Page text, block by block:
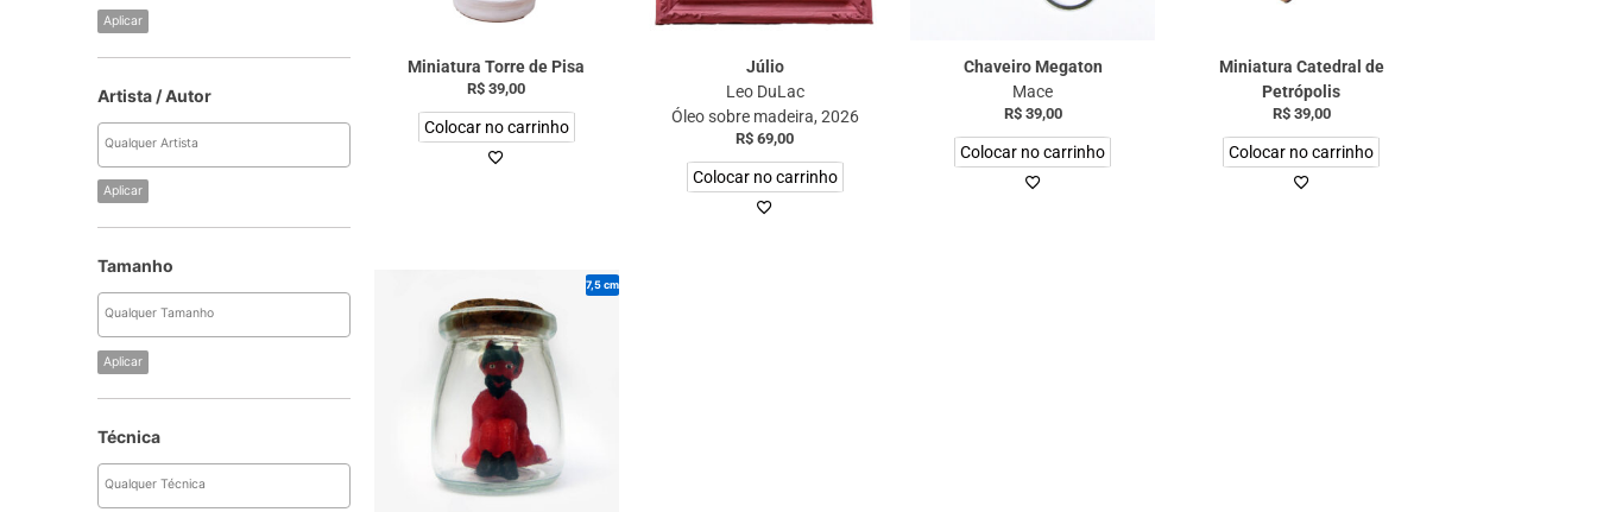
Aplicar
Artista / Autor
Aplicar
Tamanho
Aplicar
Técnica
Miniatura Torre de Pisa
R$ 39,00
Colocar no carrinho
Júlio
Leo DuLac
Óleo sobre madeira, 2026
R$ 69,00
Colocar no carrinho
Chaveiro Megaton
Mace
R$39,00
Colocar no carrinho
Miniatura Catedral de
Petrópolis
R$39,00
Colocar no carrinho
7,5 cm